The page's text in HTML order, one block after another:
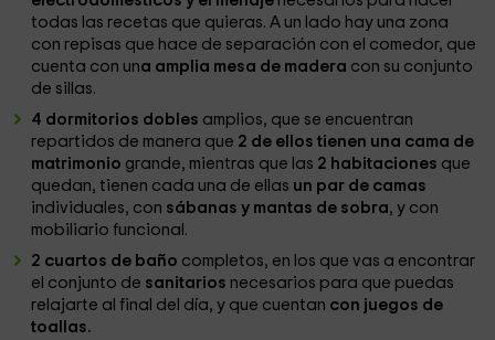
todas las recetas que quieras. A un lado hay una zona
con repisas que hace de separación con el comedor, que
cuenta con una amplia mesa de madera con su conjunto
de sillas.
4 dormitorios dobles amplios, que se encuentran
repartidos de manera que 2 de ellos tienen una cama de
matrimonio grande, mientras que las 2 habitaciones que
quedan, tienen cada una de ellas un par de camas
individuales, con sábanas y mantas de sobra, y con
mobiliario funcional.
2 cuartos de baño completos, en los que vas a encontrar
el conjunto de sanitarios necesarios para que puedas
relajarte al final del día, y que cuentan con juegos de
toallas.